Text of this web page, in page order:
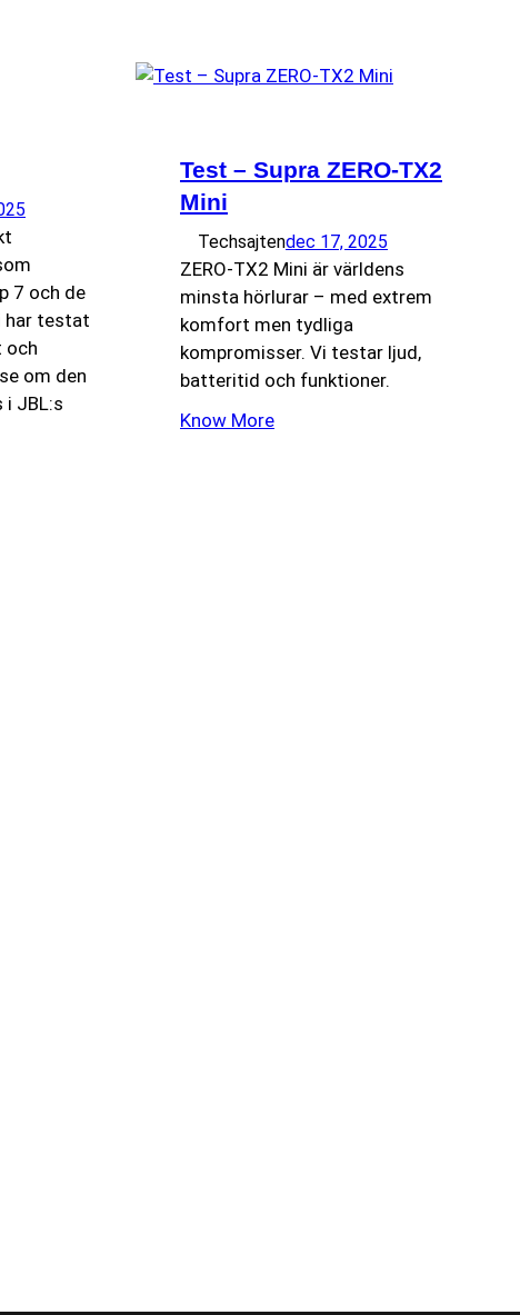
7 och de
har testat
och
om den
i JBL:s
Test – Supra ZERO-TX2
Mini
Techsajtendec 17, 2025
ZERO-TX2 Mini är världens
minsta hörlurar – med extrem
komfort men tydliga
kompromisser. Vi testar ljud,
batteritid och funktioner.
Know More